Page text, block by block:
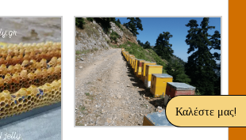
Καλέστε μας!